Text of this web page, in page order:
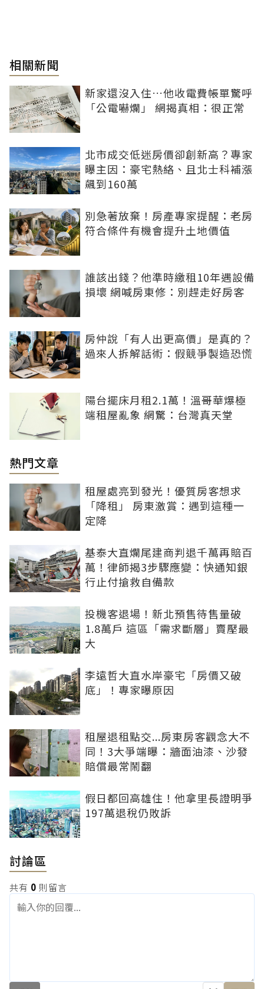
相關新聞
新家還沒入住…他收電費帳單驚呼
「公電嚇爛」 網揭真相：很正常
北市成交低迷房價卻創新高？專家
曝主因：豪宅熱絡、且北士科補漲
飆到160萬
別急著放棄！房產專家提醒：老房
符合條件有機會提升土地價值
誰該出錢？他準時繳租10年遇設備
損壞 網喊房東修：別趕走好房客
房仲說「有人出更高價」是真的？
過來人拆解話術：假競爭製造恐慌
陽台擺床月租2.1萬！溫哥華爆極
端租屋亂象 網驚：台灣真天堂
熱門文章
租屋處亮到發光！優質房客想求
「降租」 房東激賞：遇到這種一
定降
基泰大直爛尾建商判退千萬再賠百
萬！律師揭3步驟應變：快通知銀
行止付搶救自備款
投機客退場！新北預售待售量破
1.8萬戶 這區「需求斷層」賣壓最
大
李遠哲大直水岸豪宅「房價又破
底」！專家曝原因
租屋退租點交...房東房客觀念大不
同！3大爭端曝：牆面油漆、沙發
賠償最常鬧翻
假日都回高雄住！他拿里長證明爭
197萬退稅仍敗訴
討論區
共有 0 則留言